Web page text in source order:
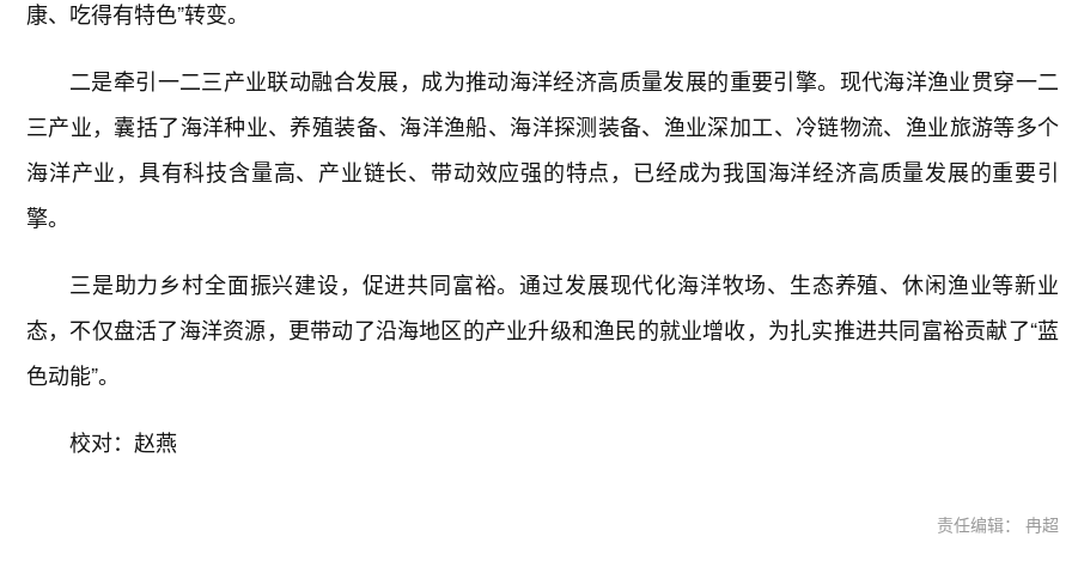
康、吃得有特色”转变。
二是牵引一二三产业联动融合发展，成为推动海洋经济高质量发展的重要引擎。现代海洋渔业贯穿一二
三产业，囊括了海洋种业、养殖装备、海洋渔船、海洋探测装备、渔业深加工、冷链物流、渔业旅游等多个
海洋产业，具有科技含量高、产业链长、带动效应强的特点，已经成为我国海洋经济高质量发展的重要引
擎。
三是助力乡村全面振兴建设，促进共同富裕。通过发展现代化海洋牧场、生态养殖、休闲渔业等新业
态，不仅盘活了海洋资源，更带动了沿海地区的产业升级和渔民的就业增收，为扎实推进共同富裕贡献了“蓝
色动能”。
校对：赵燕
责任编辑： 冉超